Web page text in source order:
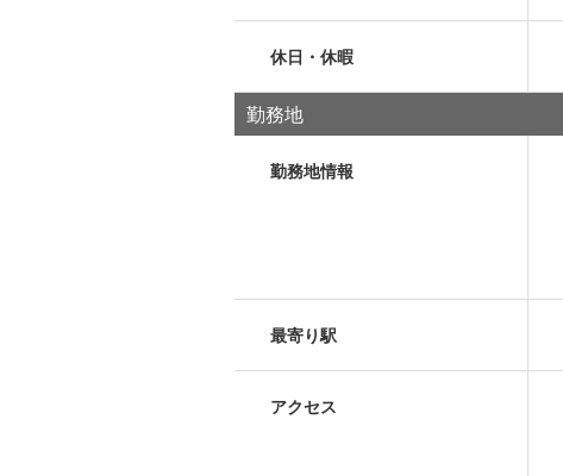
休日・休暇
勤務地
勤務地情報
最寄り駅
アクセス